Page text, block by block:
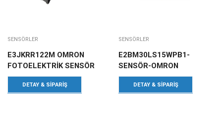
SENSÖRLER
E3JKRR122M OMRON
FOTOELEKTRİK SENSÖR
DETAY & SIPARIŞ
SENSÖRLER
E2BM30LS15WPB1-
SENSÖR-OMRON
DETAY & SIPARIŞ